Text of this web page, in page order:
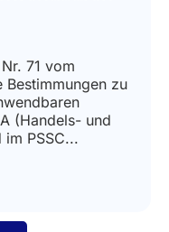
71 vom
Bestimmungen zu
(Handels- und
PSSC...